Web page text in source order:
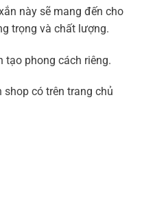
này sẽ mang đến cho
trọng và chất lượng.
tạo phong cách riêng.
shop có trên trang chủ